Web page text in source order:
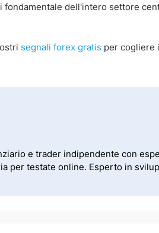
fondamentale dell'intero settore
segnali forex gratis per cogliere
e trader indipendente con
per testate online. Esperto in